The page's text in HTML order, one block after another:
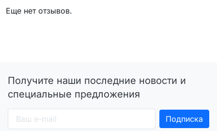
Еще нет отзывов.
Получите наши последние новости и
специальные предложения